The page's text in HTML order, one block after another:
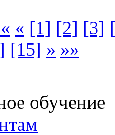
« [1] [2] [3]
[15] » »»
обучение